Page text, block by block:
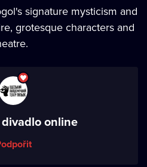
signature mysticism and
grotesque characters and
online